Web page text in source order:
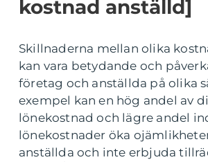
kostnad anställd]
Skillnaderna mellan olika
kan vara betydande och
företag och anställda på olika
exempel kan en hög andel av
lönekostnad och lägre andel
lönekostnader öka
anställda och inte erbjuda